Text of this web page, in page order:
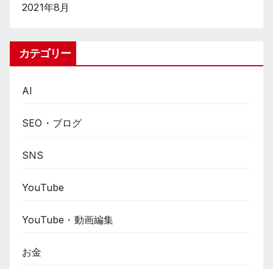
2021年8月
カテゴリー
AI
SEO・ブログ
SNS
YouTube
YouTube・動画編集
お金